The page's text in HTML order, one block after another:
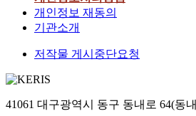
개인정보 재동의
기관소개
저작물 게시중단요청
41061 대구광역시 동구 동내로 64(동